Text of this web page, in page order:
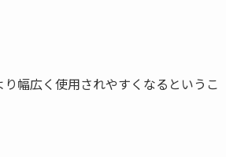
幅広く使用されやすくなるというこ